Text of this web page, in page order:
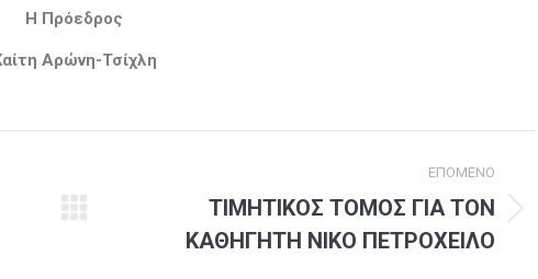
Η Πρόεδρος
Αρώνη-Τσίχλη
ΕΠΌΜΕΝΟ
ΤΙΜΗΤΙΚΟΣ ΤΟΜΟΣ ΓΙΑ ΤΟΝ
ΚΑΘΗΓΗΤΗ ΝΙΚΟ ΠΕΤΡΟΧΕΙΛΟ